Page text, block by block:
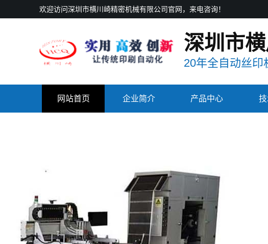
欢迎访问深圳市横川崎精密机械有限公司官网，来电咨询！
深圳市
20年全自动丝印
网站首页 企业简介 产品中心